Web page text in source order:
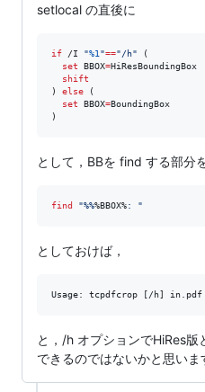
setlocal の直後に
if /I "%1 "=="/h" (
set
BBOX=HiResBoundingBox
shift
) else (
set
BBOX=BoundingBox
)
として，BBを find する部分
find "%%%BBOX%: "
としておけば，
Usage: tcpdfcrop [/h]
と，/h オプションでHiRes
できるのではないかと思いま